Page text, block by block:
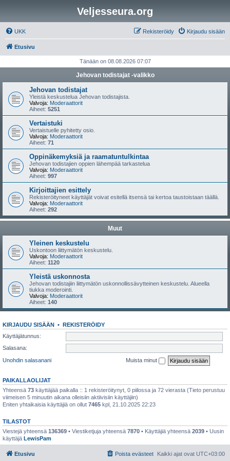
Veljesseura.org
UKK Kirjaudu sisään
Rekisteröidy
Etusivu
Tänään on 08.08.2026 07:07
Jehovan todistajat -valikko
Jehovan todistajat
Yleistä keskustelua Jehovan todistajista.
Valvoja: Moderaattorit
Aiheet: 5251
Vertaistuki
Vertaistuelle pyhitetty osio.
Valvoja: Moderaattorit
Aiheet: 71
Oppinäkemyksiä ja raamatuntulkintaa
Jehovan todistajien oppien lähempää tarkastelua
Valvoja: Moderaattorit
Aiheet: 997
Kirjoittajien esittely
Rekisteröityneet käyttäjät voivat esitellä itsensä tai kertoa taustoistaan täällä.
Valvoja: Moderaattorit
Aiheet: 292
Muut
Yleinen keskustelu
Uskontoon liittymätön keskustelu.
Valvoja: Moderaattorit
Aiheet: 1120
Yleistä uskonnosta
Jehovan todistajiin liittymätön uskonnollissävytteinen keskustelu. Alueella
tiukka moderointi.
Valvoja: Moderaattorit
Aiheet: 140
KIRJAUDU SISÄÄN • REKISTERÖIDY
Käyttäjätunnus:
Salasana:
Unohdin salasanani
Muista minut
PAIKALLAOLIJAT
Yhteensä 73 käyttäjää paikalla :: 1 rekisteröitynyt, 0 piilossa ja 72 vierasta (Tieto perustuu
viimeisen 5 minuutin aikana olleisiin aktiivisiin käyttäjiin)
Eniten yhtaikaisia käyttäjiä on ollut 7465 kpl, 21.10.2025 22:23
TILASTOT
Viestejä yhteensä 136369 • Viestiketjuja yhteensä 7870 • Käyttäjiä yhteensä 2039 • Uusin
käyttäjä LewisPam
Etusivu Kaikki ajat ovat UTC+03:00
Poista evästeet